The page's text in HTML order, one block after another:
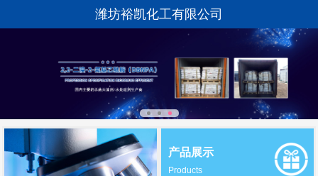
潍坊裕凯化工有限公司
产品展示
Products